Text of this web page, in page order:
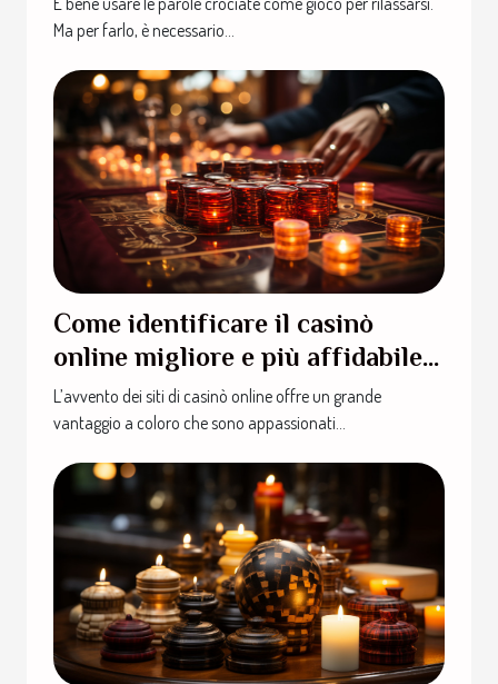
Ma per farlo, è necessario...
Come identificare il casinò
online migliore e più affidabile
senza commettere errori?
L’avvento dei siti di casinò online offre un grande
vantaggio a coloro che sono appassionati...